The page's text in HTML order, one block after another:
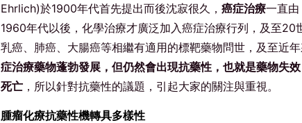
Ehrlich)於1900年代首先提出而後沈寂很久， 癌症治療一直
1960年代以後，化學治療才廣泛加入癌症治療行列，及至20
乳癌、肺癌、大腸癌等相繼有適用的標靶藥物問世，及至近
症治療藥物蓬勃發展，但仍然會出現抗藥性，也就是藥物失
死亡 ，所以針對抗藥性的議題，引起大家的關注與重視。
腫瘤化療抗藥性機轉具多樣性